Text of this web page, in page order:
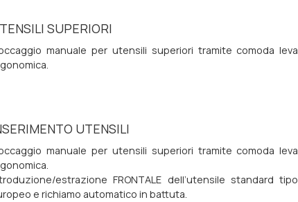
SUPERIORI
manuale per utensili superiori tramite comoda leva
UTENSILI
manuale per utensili superiori tramite comoda leva
estrazione FRONTALE dell’utensile standard tipo
e richiamo automatico in battuta.